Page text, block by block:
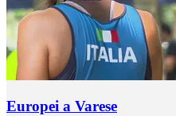
Europei a Varese